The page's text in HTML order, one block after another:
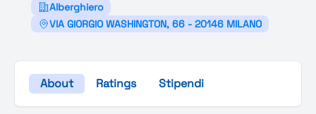
Alberghiero
VIA GIORGIO WASHINGTON, 66 - 20146 MILANO
About Ratings Stipendi